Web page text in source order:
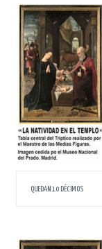
QUEDAN 10 DÉCIMOS